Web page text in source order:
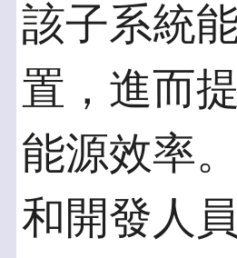
該子系統
置，進而
能源效率
和開發人